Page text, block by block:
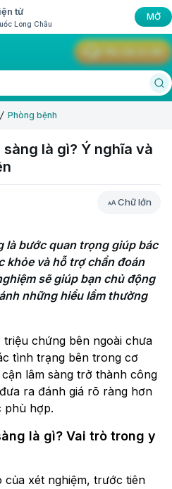
tử
Long Châu
MỞ
Phòng bệnh
là gì? Ý nghĩa và
Chữ lớn
Chữ lớn
là bước quan trọng giúp bác
khỏe và hỗ trợ chẩn đoán
sẽ giúp bạn chủ động
những hiểu lầm thường
chứng bên ngoài chưa
tình trạng bên trong cơ
lâm sàng trở thành công
ra đánh giá rõ ràng hơn
phù hợp.
là gì? Vai trò trong y
xét nghiệm, trước tiên